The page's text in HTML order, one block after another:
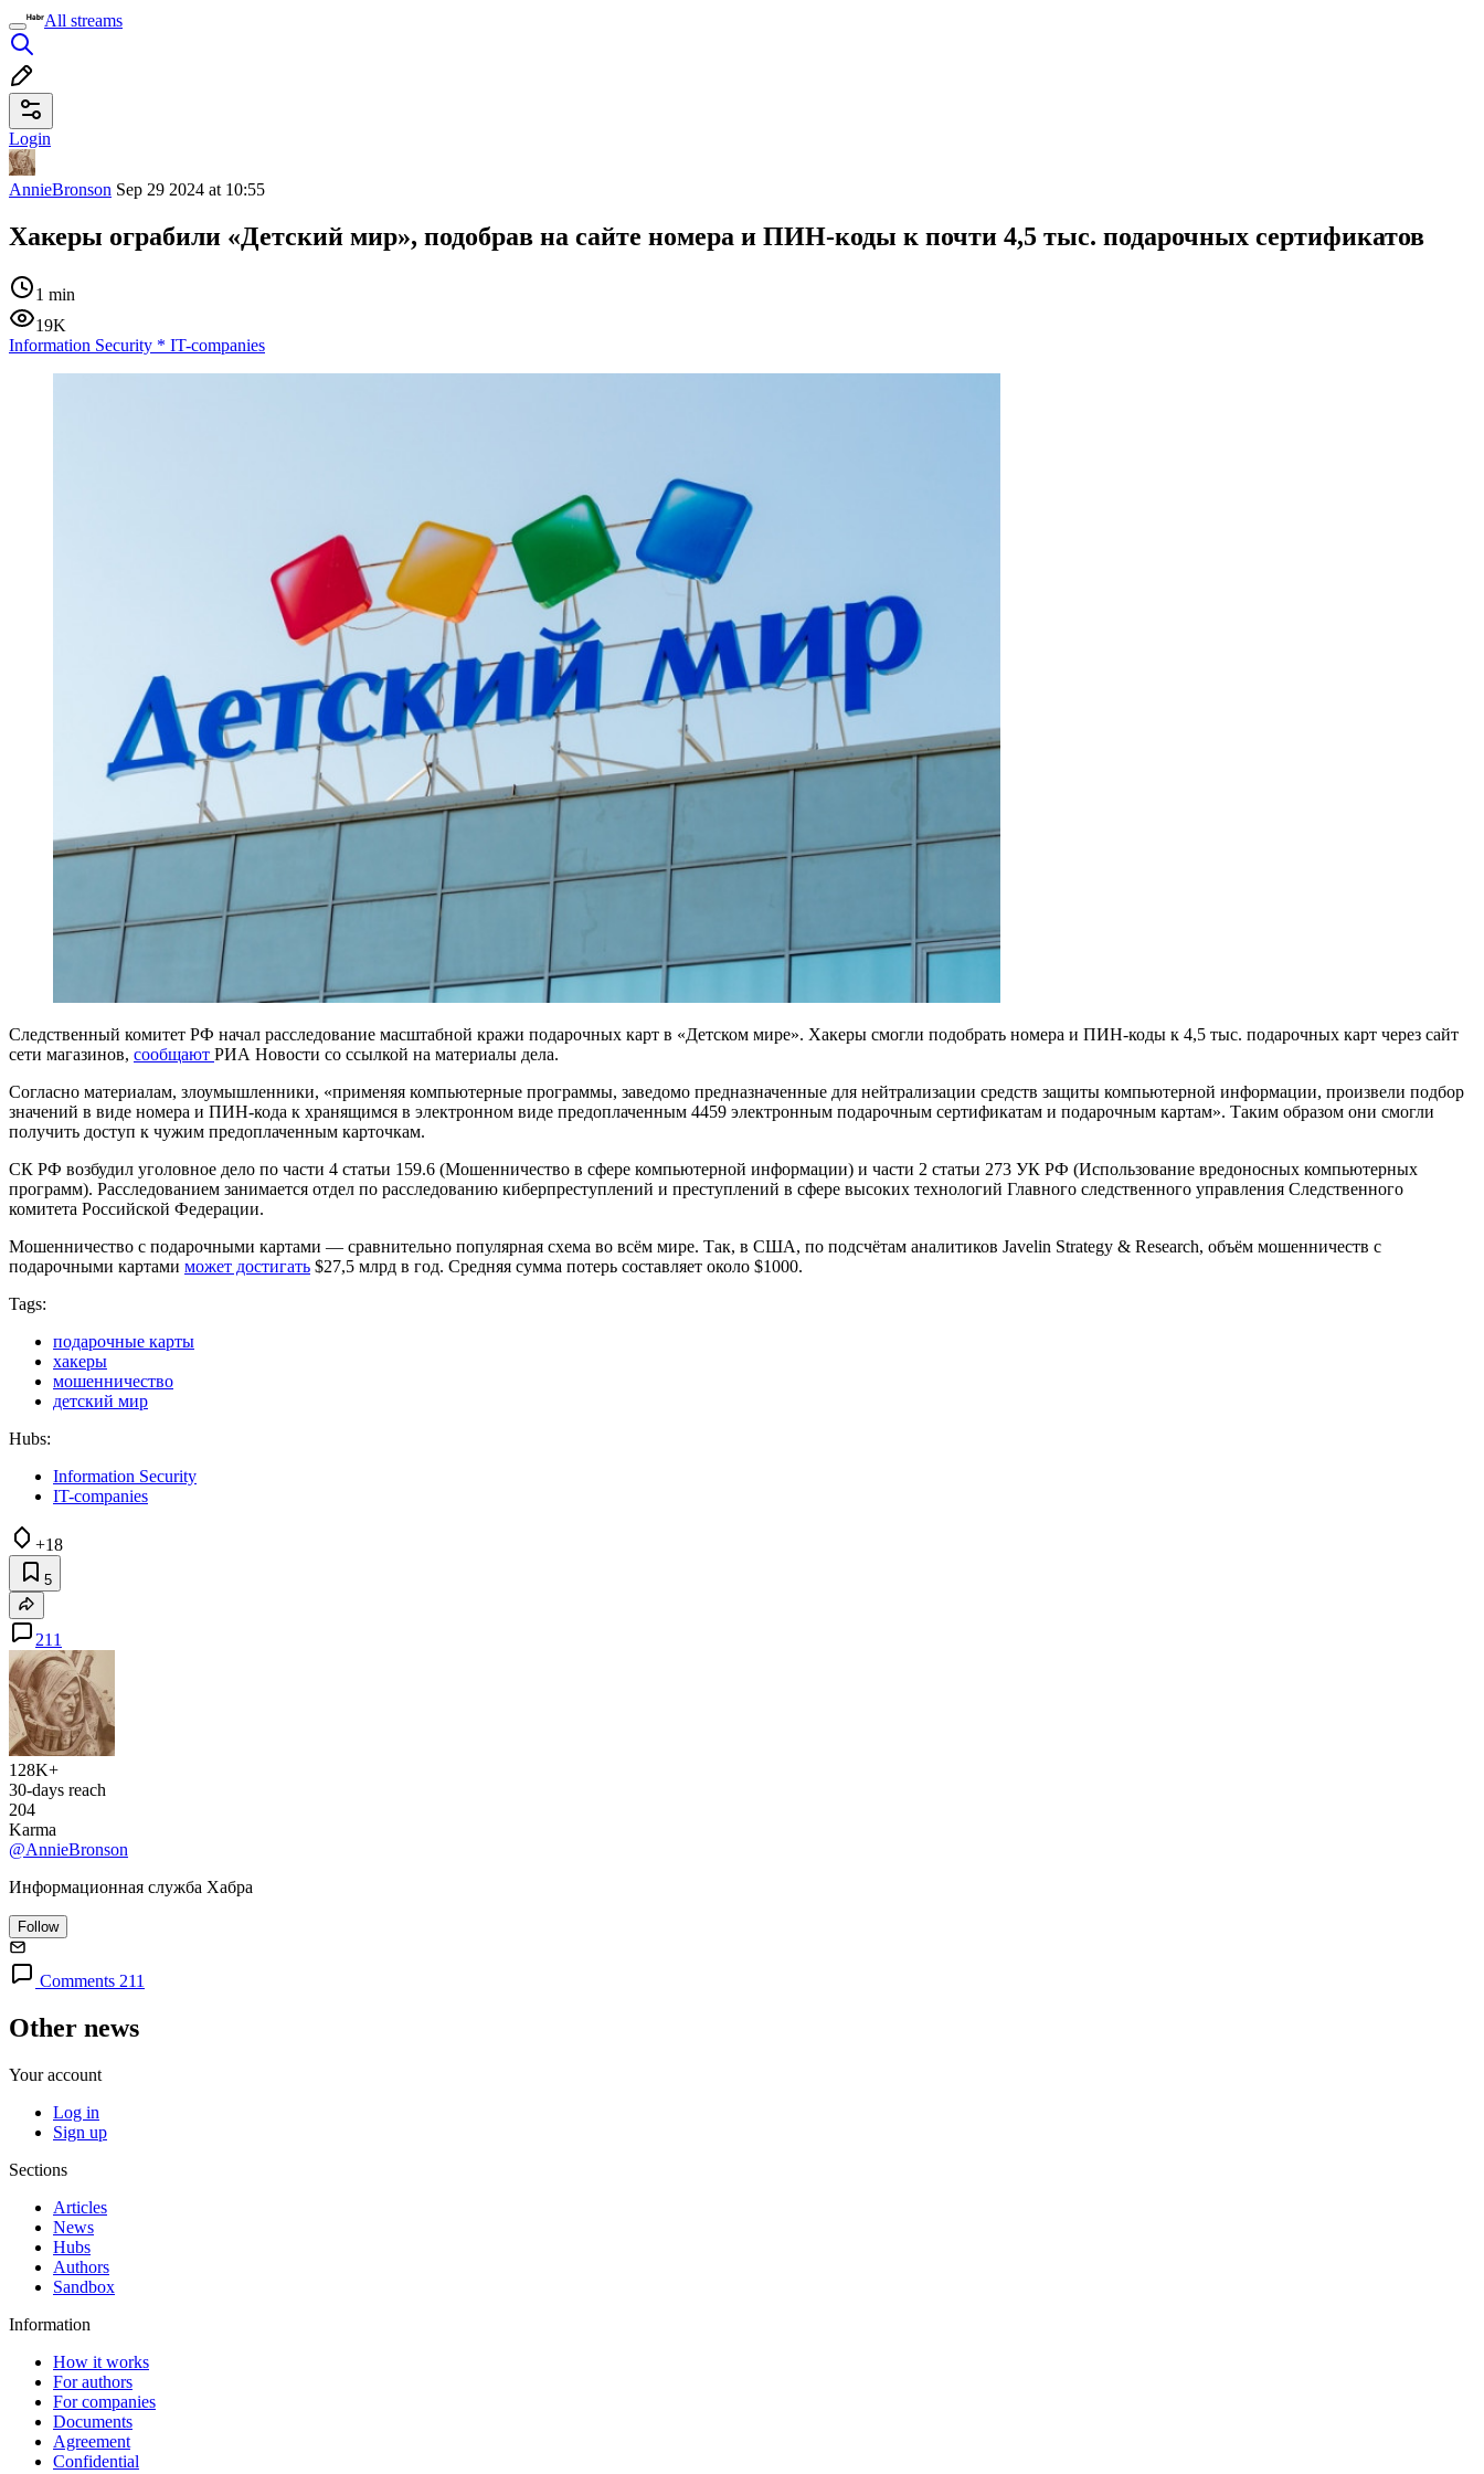
All streams
Login
AnnieBronson Sep 29 2024 at 10:55
Хакеры ограбили «Детский мир», подобрав на сайте номера и ПИН-коды к почти 4,5 тыс. подарочных сертификатов
1 min
19K
Information Security * IT-companies
Следственный комитет РФ начал расследование масштабной кражи подарочных карт в «Детском мире». Хакеры смогли подобрать номера и ПИН-коды к 4,5 тыс. подарочных карт через сайт
сети магазинов, сообщают РИА Новости со ссылкой на материалы дела.
Согласно материалам, злоумышленники, «применяя компьютерные программы, заведомо предназначенные для нейтрализации средств защиты компьютерной информации, произвели подбор
значений в виде номера и ПИН-кода к хранящимся в электронном виде предоплаченным 4459 электронным подарочным сертификатам и подарочным картам». Таким образом они смогли
получить доступ к чужим предоплаченным карточкам.
СК РФ возбудил уголовное дело по части 4 статьи 159.6 (Мошенничество в сфере компьютерной информации) и части 2 статьи 273 УК РФ (Использование вредоносных компьютерных
программ). Расследованием занимается отдел по расследованию киберпреступлений и преступлений в сфере высоких технологий Главного следственного управления Следственного
комитета Российской Федерации.
Мошенничество с подарочными картами — сравнительно популярная схема во всём мире. Так, в США, по подсчётам аналитиков Javelin Strategy & Research, объём мошенничеств с
подарочными картами может достигать $27,5 млрд в год. Средняя сумма потерь составляет около $1000.
Tags:
подарочные карты
хакеры
мошенничество
детский мир
Hubs:
Information Security
IT-companies
+18
5
211
128K+
30-days reach
204
Karma
@AnnieBronson
Информационная служба Хабра
Follow
Comments 211
Other news
Your account
Log in
Sign up
Sections
Articles
News
Hubs
Authors
Sandbox
Information
How it works
For authors
For companies
Documents
Agreement
Confidential